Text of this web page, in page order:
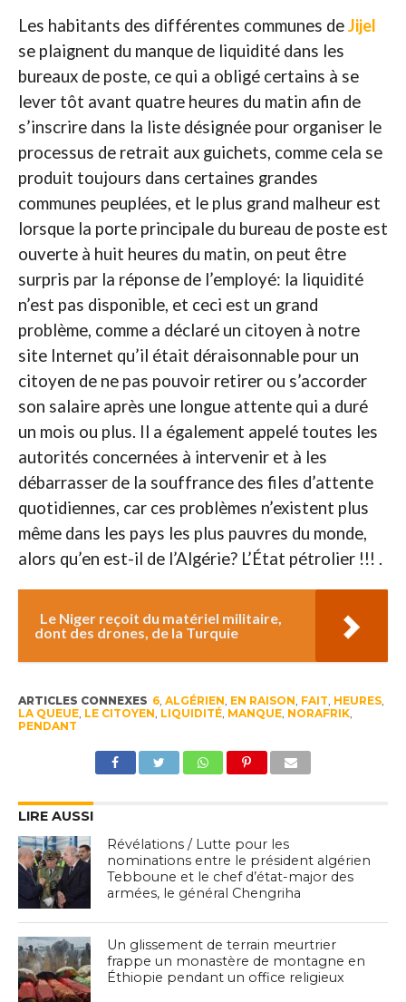
Les habitants des différentes communes deJijel
se plaignent du manque de liquidité dans les
bureaux de poste, ce qui a obligé certains à se
lever tôt avant quatre heures du matin afin de
s’inscrire dans la liste désignée pour organiser le
processus de retrait aux guichets, comme cela se
produit toujours dans certaines grandes
communes peuplées, et le plus grand malheur est
lorsque la porte principale du bureau de poste est
ouverte à huit heures du matin, on peut être
surpris par la réponse de l’employé: la liquidité
n’est pas disponible, et ceci est un grand
problème, comme a déclaré un citoyen à notre
site Internet qu’il était déraisonnable pour un
citoyen de ne pas pouvoir retirer ou s’accorder
son salaire après une longue attente qui a duré
un mois ou plus. Il a également appelé toutes les
autorités concernées à intervenir et à les
débarrasser de la souffrance des files d’attente
quotidiennes, car ces problèmes n’existent plus
même dans les pays les plus pauvres du monde,
alors qu’en est-il de l’Algérie? L’État pétrolier !!! .
Le Niger reçoit du matériel militaire,
dont des drones, de la Turquie
ARTICLES CONNEXES 6, ALGÉRIEN EN RAISON FAIT HEURES,
LA QUEUE, LE CITOYEN LIQUIDITÉ, MANQUE, NORAFRIK,
PENDANT
LIRE AUSSI
Révélations / Lutte pour les
nominations entre le président algérien
Tebboune et le chef d’état-major des
armées, le général Chengriha
Un glissement de terrain meurtrier
frappe un monastère de montagne en
Éthiopie pendant un office religieux